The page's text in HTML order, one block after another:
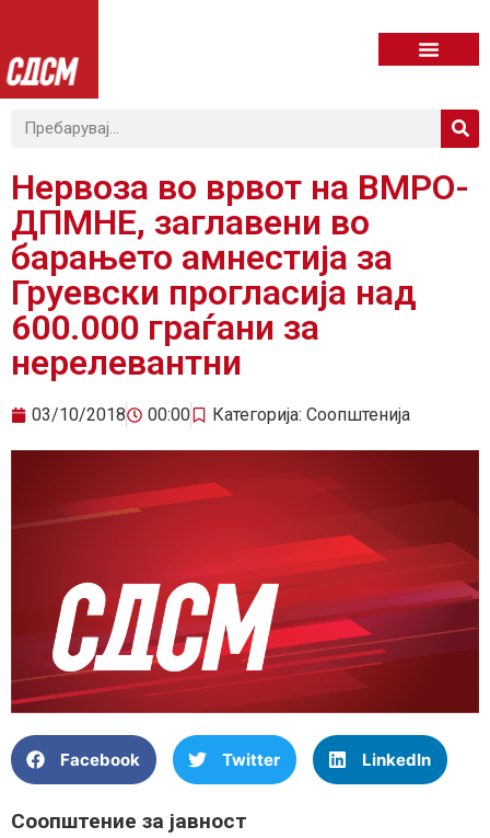
Нервоза во врвот на ВМРО-
ДПМНЕ, заглавени во
барањето амнестија за
Груевски прогласија над
600.000 граѓани за
нерелевантни
03/10/2018 00:00 Категорија: Соопштенија
Facebook Twitter LinkedIn
Соопштение за јавност